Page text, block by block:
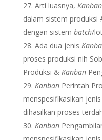
Arti luasnya, Kanban
dalam sistem produksi
dengan sistem batch/
Ada dua jenis
proses produksi nih
Produksi & Kanban
Kanban Perintah
menspesifikasikan
dihasilkan proses
Kanban